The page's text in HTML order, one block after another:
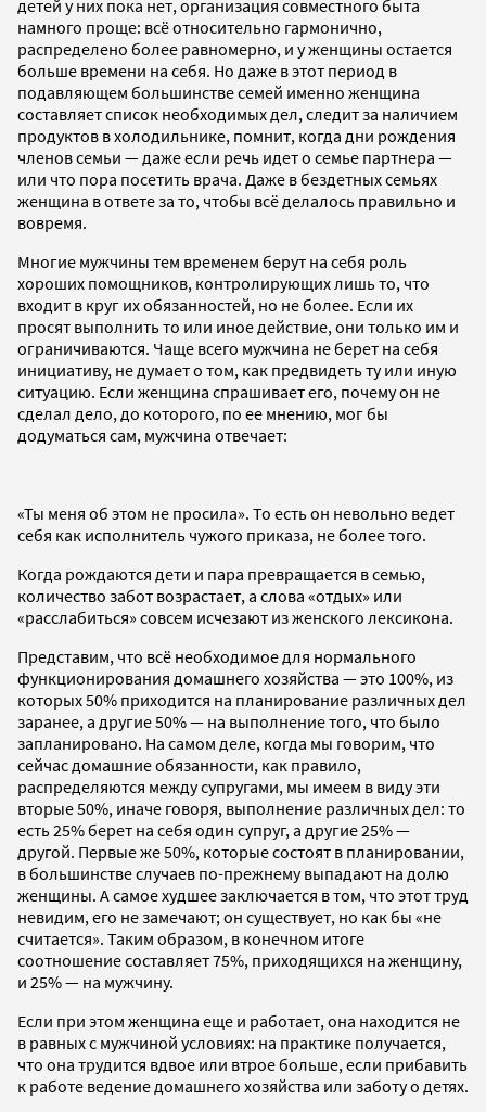
детей у них пока нет, организация совместного быта
намного проще: всё относительно гармонично,
распределено более равномерно, и у женщины остается
больше времени на себя. Но даже в этот период в
подавляющем большинстве семей именно женщина
составляет список необходимых дел, следит за наличием
продуктов в холодильнике, помнит, когда дни рождения
членов семьи — даже если речь идет о семье партнера —
или что пора посетить врача. Даже в бездетных семьях
женщина в ответе за то, чтобы всё делалось правильно и
вовремя.
Многие мужчины тем временем берут на себя роль
хороших помощников, контролирующих лишь то, что
входит в круг их обязанностей, но не более. Если их
просят выполнить то или иное действие, они только им и
ограничиваются. Чаще всего мужчина не берет на себя
инициативу, не думает о том, как предвидеть ту или иную
ситуацию. Если женщина спрашивает его, почему он не
сделал дело, до которого, по ее мнению, мог бы
додуматься сам, мужчина отвечает:
«Ты меня об этом не просила». То есть он невольно ведет
себя как исполнитель чужого приказа, не более того.
Когда рождаются дети и пара превращается в семью,
количество забот возрастает, а слова «отдых» или
«расслабиться» совсем исчезают из женского лексикона.
Представим, что всё необходимое для нормального
функционирования домашнего хозяйства — это 100%, из
которых 50% приходится на планирование различных дел
заранее, а другие 50% — на выполнение того, что было
запланировано. На самом деле, когда мы говорим, что
сейчас домашние обязанности, как правило,
распределяются между супругами, мы имеем в виду эти
вторые 50%, иначе говоря, выполнение различных дел: то
есть 25% берет на себя один супруг, а другие 25% —
другой. Первые же 50%, которые состоят в планировании,
в большинстве случаев по-прежнему выпадают на долю
женщины. А самое худшее заключается в том, что этот труд
невидим, его не замечают; он существует, но как бы «не
считается». Таким образом, в конечном итоге
соотношение составляет 75%, приходящихся на женщину,
и 25% — на мужчину.
Если при этом женщина еще и работает, она находится не
в равных с мужчиной условиях: на практике получается,
что она трудится вдвое или втрое больше, если прибавить
к работе ведение домашнего хозяйства или заботу о детях.